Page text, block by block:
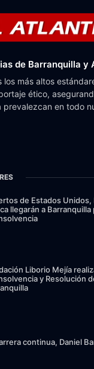
de Barranquilla y
los más altos
ético,
prevalezcan en todo
de Estados Unidos,
llegarán a
Liborio Mejía
y Resolución
continua, Daniel